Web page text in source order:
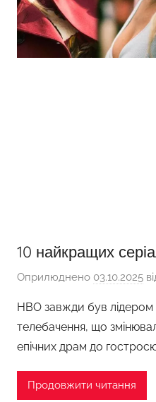
10 найкращих
Оприлюднено 03.10.2025
HBO завжди був лідером
телебачення, що
епічних драм до
Продовжити читання